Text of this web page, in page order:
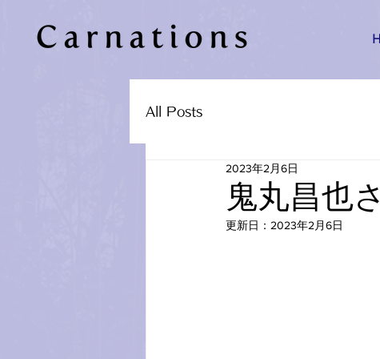
All Posts
鬼丸昌也
2023年2月6日
更新日： 2023年2月6日